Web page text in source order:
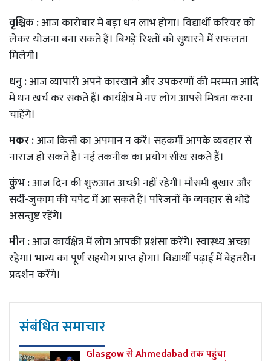
वृश्चिक :आज कारोबार में बड़ा धन लाभ होगा। विद्यार्थी करियर को
लेकर योजना बना सकते हैं। बिगड़े रिश्तों को सुधारने में सफलता
मिलेगी।
धनु :आज व्यापारी अपने कारखाने और उपकरणों की मरम्मत आदि
में धन खर्च कर सकते हैं। कार्यक्षेत्र में नए लोग आपसे मित्रता करना
चाहेंगे।
मकर :आज किसी का अपमान न करें। सहकर्मी आपके व्यवहार से
नाराज हो सकते हैं। नई तकनीक का प्रयोग सीख सकते हैं।
कुंभ :आज दिन की शुरुआत अच्छी नहीं रहेगी। मौसमी बुखार और
सर्दी-जुकाम की चपेट में आ सकते हैं। परिजनों के व्यवहार से थोड़े
असन्तुष्ट रहेंगे।
मीन :आज कार्यक्षेत्र में लोग आपकी प्रशंसा करेंगे। स्वास्थ्य अच्छा
रहेगा। भाग्य का पूर्ण सहयोग प्राप्त होगा। विद्यार्थी पढ़ाई में बेहतरीन
प्रदर्शन करेंगे।
संबंधित समाचार
Glasgow से Ahmedabad तक पहुंचा